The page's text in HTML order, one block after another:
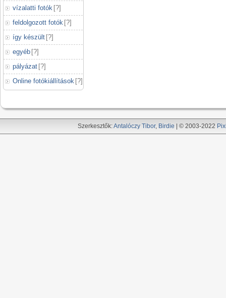
vízalatti fotók [?]
feldolgozott fotók [?]
így készült [?]
egyéb [?]
pályázat [?]
Online fotókiállítások [?]
Szerkesztők:Antalóczy Tibor, Birdie | © 2003-2022